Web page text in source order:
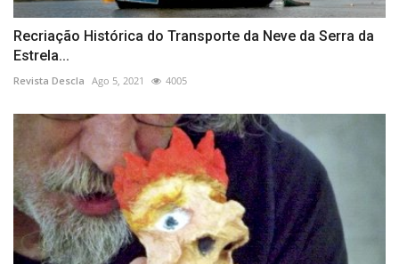
Recriação Histórica do Transporte da Neve da Serra da
Estrela...
Revista Descla Ago 5, 2021 4005